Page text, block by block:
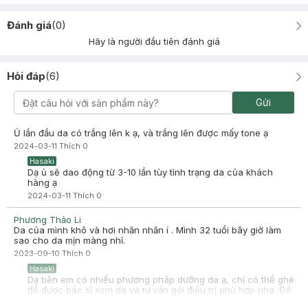
Đánh giá(0)
Hãy là người đầu tiên đánh giá
Hỏi đáp(6)
Gửi
Ủ lần đầu da có trắng lên k ạ, và trắng lên được mấy tone ạ
2024-03-11 Thích 0
Hasaki
Dạ ủ sẽ dao động từ 3-10 lần tùy tình trạng da của khách
hàng ạ
2024-03-11 Thích 0
Phương Thảo Li
Da của mình khô và hơi nhăn nhăn í . Mình 32 tuổi bây giờ làm
sao cho da mịn màng nhỉ.
2023-09-10 Thích 0
Hasaki
Dạ bên em có nhiều phương pháp dưỡng da ạ, chị có thể ghé
để được bác sĩ xem da và tư vấn gói điều trị phù hợp nha .Để